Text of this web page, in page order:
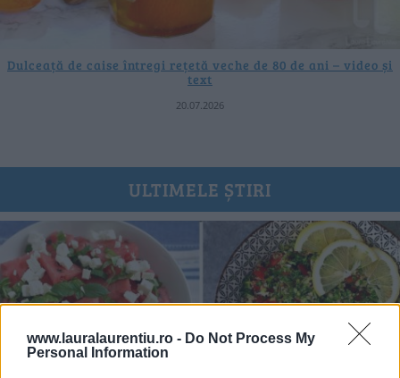
www.lauralaurentiu.ro - Do Not Process My
Personal Information
Dulceață de caise întregi rețetă veche de 80 de ani – video și
text
20.07.2026
ULTIMELE ȘTIRI